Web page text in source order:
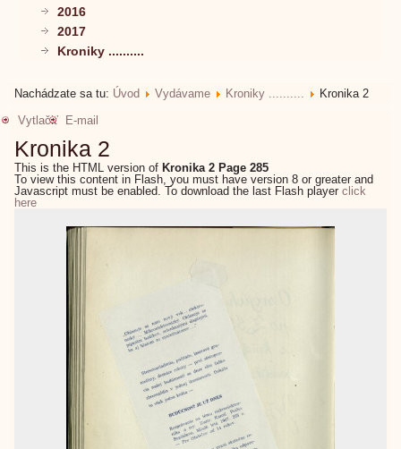
2016
2017
Kroniky ..........
Nachádzate sa tu: Úvod Vydávame Kroniky ..........
Kronika 2
Vytlačiť
E-mail
Kronika 2
This is the HTML version of Kronika 2 Page 285
To view this content in Flash, you must have version 8 or greater and
Javascript must be enabled. To download the last Flash playerclick
here